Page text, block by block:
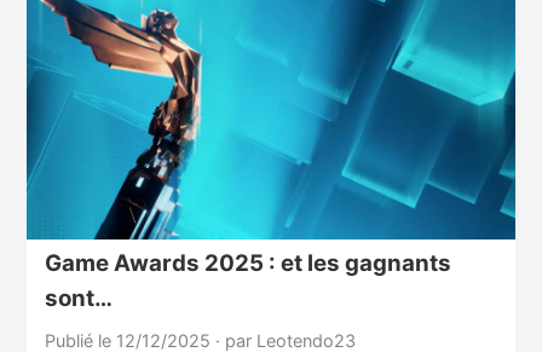
Game Awards 2025 : et les gagnants
sont…
Publié le 12/12/2025 · par Leotendo23